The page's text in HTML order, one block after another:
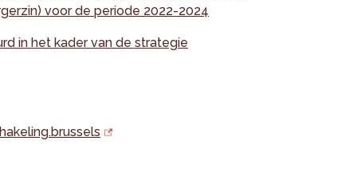
voor de periode 2022-2024
in het kader van de strategie